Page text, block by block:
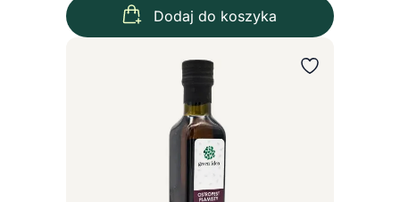
Dodaj do koszyka